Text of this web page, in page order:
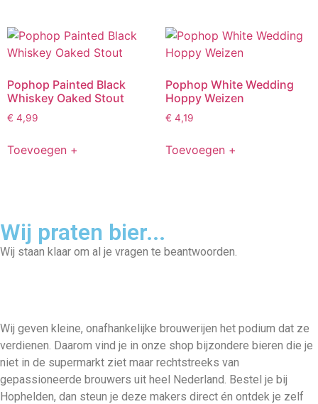
Pophop Painted Black
Whiskey Oaked Stout
€ 4,99
Toevoegen +
Pophop White Wedding
Hoppy Weizen
€ 4,19
Toevoegen +
Wij praten bier...
Wij staan klaar om al je vragen te beantwoorden.
Wij geven kleine, onafhankelijke brouwerijen het podium dat ze
verdienen. Daarom vind je in onze shop bijzondere bieren die je
niet in de supermarkt ziet maar rechtstreeks van
gepassioneerde brouwers uit heel Nederland. Bestel je bij
Hophelden, dan steun je deze makers direct én ontdek je zelf